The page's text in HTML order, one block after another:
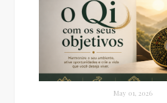
May 01, 2026